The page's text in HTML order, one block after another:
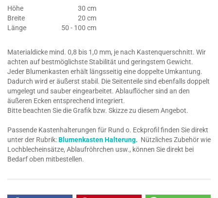
Höhe
30 cm
Breite
20 cm
Länge
50 - 100 cm
Materialdicke mind. 0,8 bis 1,0 mm, je nach Kastenquerschnitt. Wir
achten auf bestmöglichste Stabilität und geringstem Gewicht.
Jeder Blumenkasten erhält längsseitig eine doppelte Umkantung.
Dadurch wird er äußerst stabil. Die Seitenteile sind ebenfalls doppelt
umgelegt und sauber eingearbeitet. Ablauflöcher sind an den
äußeren Ecken entsprechend integriert.
Bitte beachten Sie die Grafik bzw. Skizze zu diesem Angebot.
Passende Kastenhalterungen für Rund o. Eckprofil finden Sie direkt
unter der Rubrik:Blumenkasten Halterung. Nützliches Zubehör wie
Lochblecheinsätze, Ablaufröhrchen usw., können Sie direkt bei
Bedarf oben mitbestellen.